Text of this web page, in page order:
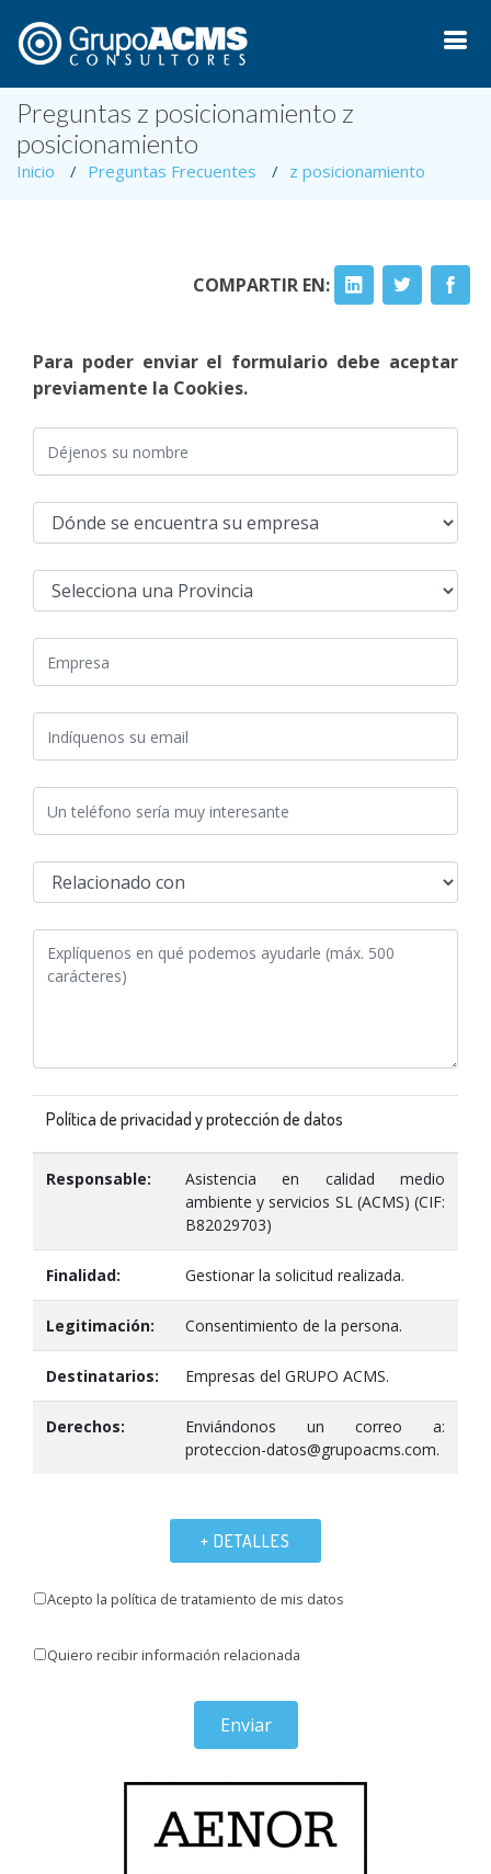
Preguntas z posicionamiento z
posicionamiento
Inicio Preguntas Frecuentes z posicionamiento
COMPARTIR EN:
Para poder enviar el formulario debe aceptar
previamente la Cookies.
Política de privacidad y protección de datos
Responsable:
Asistencia en calidad medio
ambiente y servicios SL (ACMS) (CIF:
B82029703)
Finalidad: Gestionar la solicitud realizada.
Legitimación: Consentimiento de la persona.
Destinatarios: Empresas del GRUPO ACMS.
Derechos:
Enviándonos un correo a:
proteccion-datos@grupoacms.com.
+ DETALLES
Acepto la política de tratamiento de mis datos
Quiero recibir información relacionada
Enviar